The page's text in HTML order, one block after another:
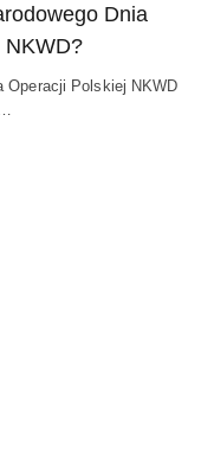
Dnia
NKWD?
Operacji Polskiej NKWD